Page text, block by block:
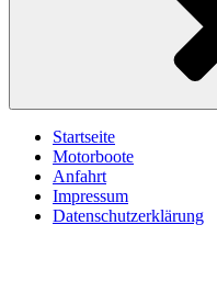
Startseite
Motorboote
Anfahrt
Impressum
Datenschutzerklärung